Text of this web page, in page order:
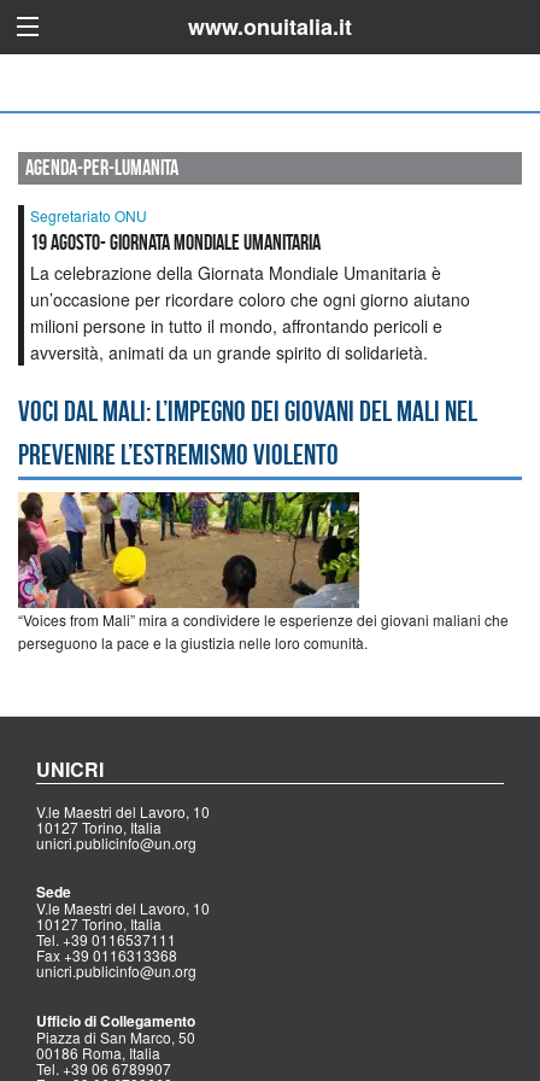
www.onuitalia.it
agenda-per-lumanita
Segretariato ONU
19 agosto- Giornata Mondiale Umanitaria
La celebrazione della Giornata Mondiale Umanitaria è
un’occasione per ricordare coloro che ogni giorno aiutano
milioni persone in tutto il mondo, affrontando pericoli e
avversità, animati da un grande spirito di solidarietà.
Voci dal Mali: l’impegno dei giovani del Mali nel
prevenire l’estremismo violento
“Voices from Mali” mira a condividere le esperienze dei giovani maliani che
perseguono la pace e la giustizia nelle loro comunità.
UNICRI
V.le Maestri del Lavoro, 10
10127 Torino, Italia
unicri.publicinfo@un.org
Sede
V.le Maestri del Lavoro, 10
10127 Torino, Italia
Tel. +39 0116537111
Fax +39 0116313368
unicri.publicinfo@un.org
Ufficio di Collegamento
Piazza di San Marco, 50
00186 Roma, Italia
Tel. +39 06 6789907